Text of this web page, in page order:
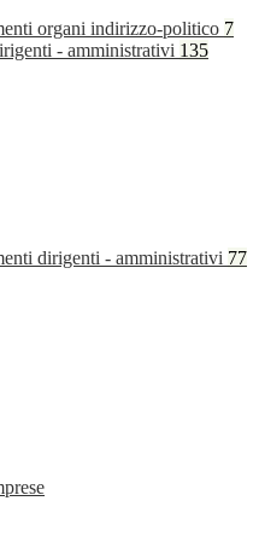
organi indirizzo-politico 7
- amministrativi 135
dirigenti - amministrativi 77